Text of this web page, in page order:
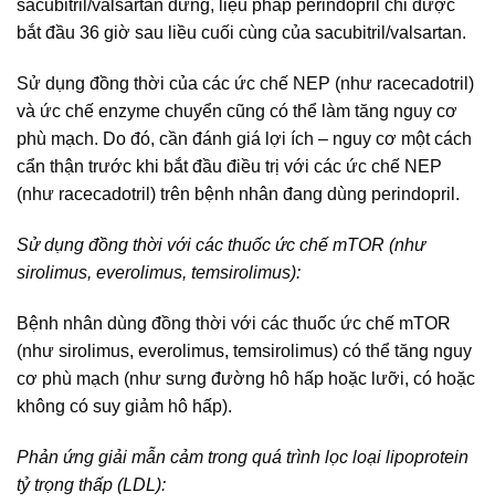
sacubitril/valsartan dừng, liệu pháp perindopril chỉ được
bắt đầu 36 giờ sau liều cuối cùng của sacubitril/valsartan.
Sử dụng đồng thời của các ức chế NEP (như racecadotril)
và ức chế enzyme chuyển cũng có thể làm tăng nguy cơ
phù mạch. Do đó, cần đánh giá lợi ích – nguy cơ một cách
cẩn thận trước khi bắt đầu điều trị với các ức chế NEP
(như racecadotril) trên bệnh nhân đang dùng perindopril.
Sử dụng đồng thời với các thuốc ức chế mTOR (như
sirolimus, everolimus, temsirolimus):
Bệnh nhân dùng đồng thời với các thuốc ức chế mTOR
(như sirolimus, everolimus, temsirolimus) có thể tăng nguy
cơ phù mạch (như sưng đường hô hấp hoặc lưỡi, có hoặc
không có suy giảm hô hấp).
Phản ứng giải mẫn cảm trong quá trình lọc loại lipoprotein
tỷ trọng thấp (LDL):